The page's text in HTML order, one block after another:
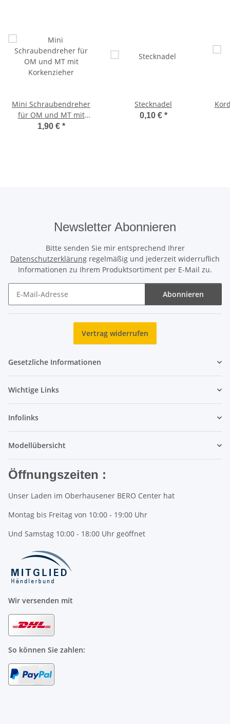
Mini Schraubendreher
für OM und MT mit
Korkenzieher
1,90 € *
Stecknadel
0,10 € *
Newsletter Abonnieren
Bitte senden Sie mir entsprechend Ihrer
Datenschutzerklärung regelmäßig und jederzeit widerruflich
Informationen zu Ihrem Produktsortiment per E-Mail zu.
Abonnieren
Vertrag widerrufen
Gesetzliche Informationen
Wichtige Links
Infolinks
Modellübersicht
Öffnungszeiten :
Unser Laden im Oberhausener BERO Center hat
Montag bis Freitag von 10:00 - 19:00 Uhr
Und Samstag 10:00 - 18:00 Uhr geöffnet
Wir versenden mit
So können Sie zahlen: